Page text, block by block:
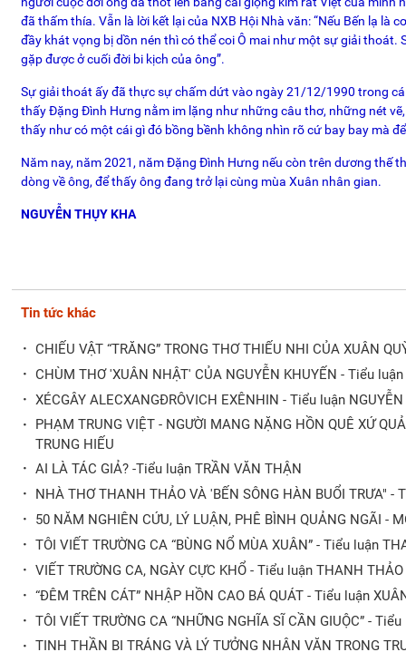
đã thấm thía. Vẫn là lời kết lại của NXB Hội Nhà văn: “Nếu Bến lạ là
đầy khát vọng bị dồn nén thì có thể coi Ô mai như một sự giải thoát.
gặp được ở cuối đời bi kịch của ông”.
Sự giải thoát ấy đã thực sự chấm dứt vào ngày 21/12/1990 trong cái
thấy Đặng Đình Hưng nằm im lặng như những câu thơ, những nét
thấy như có một cái gì đó bồng bềnh không nhìn rõ cứ bay bay mà
Năm nay, năm 2021, năm Đặng Đình Hưng nếu còn trên dương thế
dòng về ông, để thấy ông đang trở lại cùng mùa Xuân nhân gian.
NGUYỄN THỤY KHA
Tin tức khác
· CHIẾU VẬT “TRĂNG” TRONG THƠ THIẾU NHI CỦA XUÂN
· CHÙM THƠ 'XUÂN NHẬT' CỦA NGUYỄN KHUYẾN - Tiểu
· XÉCGÂY ALECXANGĐRÔVICH EXÊNHIN - Tiểu luận
·
PHẠM TRUNG VIỆT - NGƯỜI MANG NẶNG HỒN QUÊ XỨ
TRUNG HIẾU
· AI LÀ TÁC GIẢ? -Tiểu luận TRẦN VĂN THẬN
· NHÀ THƠ THANH THẢO VÀ 'BẾN SÔNG HÀN BUỔI TRƯA" -
· 50 NĂM NGHIÊN CỨU, LÝ LUẬN, PHÊ BÌNH QUẢNG NGÃI -
· TÔI VIẾT TRƯỜNG CA “BÙNG NỔ MÙA XUÂN” - Tiểu luận
· VIẾT TRƯỜNG CA, NGÀY CỰC KHỔ - Tiểu luận THANH THẢO
· “ĐÊM TRÊN CÁT” NHẬP HỒN CAO BÁ QUÁT - Tiểu luận
· TÔI VIẾT TRƯỜNG CA “NHỮNG NGHĨA SĨ CẦN GIUỘC” -
· TINH THẦN BI TRÁNG VÀ LÝ TƯỞNG NHÂN VĂN TRONG